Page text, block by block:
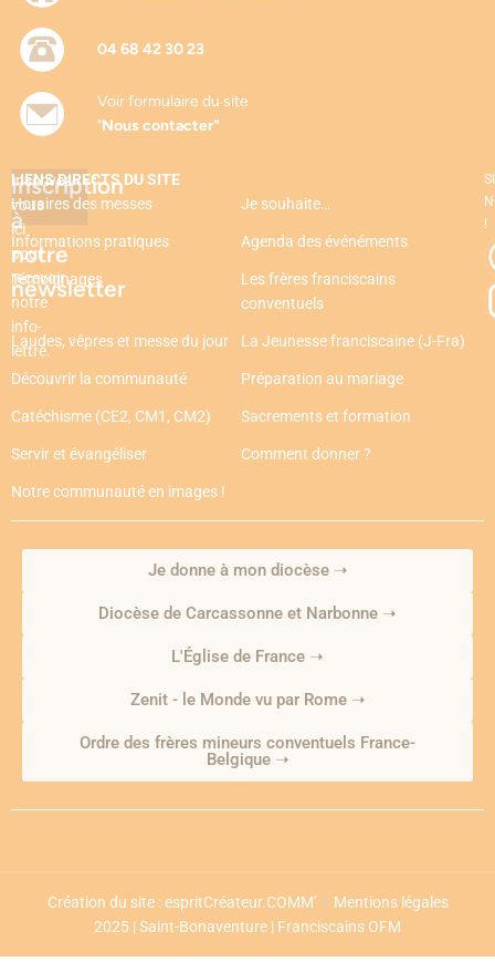
04 68 42 30 23
Voir formulaire du site
"Nous contacter"
Inscription
à
notre
newsletter
Inscrivez-
vous
ici
pour
recevoir
notre
info-
lettre.
LIENS DIRECTS DU SITE
Horaires des messes
Je souhaite…
Informations pratiques Agenda des événéments
Témoignages
Les frères franciscains
conventuels
Laudes, vêpres et messe du jour La Jeunesse franciscaine (J-Fra)
Découvrir la communauté Préparation au mariage
Catéchisme (CE2, CM1, CM2) Sacrements et formation
Servir et évangéliser Comment donner ?
Notre communauté en images !
Je donne à mon diocèse ➝
Diocèse de Carcassonne et Narbonne ➝
L'Église de France ➝
Zenit - le Monde vu par Rome ➝
Ordre des frères mineurs conventuels France-
Belgique ➝
!
2025 | Saint-Bonaventure | Franciscains OFM
Création du site : espritCréateur.COMM’ Mentions légales